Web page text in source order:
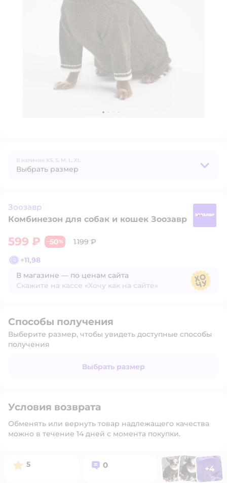
В наличии XS, S, M, L, XL
Выбрать размер
Зоозавр
Комбинезон для собак и кошек Зоозавр
599 ₽ −50%
1 199 ₽
+11,98
В магазине — по ценам сайта
Скажите на кассе «Хочу как на сайте»
Способы получения
Выберите размер, чтобы увидеть доступные способы
получения
Выбрать размер
Условия возврата
Обменять или вернуть товар надлежащего качества
можно в течение 14 дней с момента покупки.
Рейтинг:
5 Вопросов:
0 ФотоФотоФото
+4
Открыть